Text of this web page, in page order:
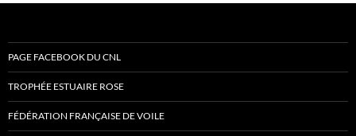
PAGE FACEBOOK DU CNL
TROPHÉE ESTUAIRE ROSE
FÉDÉRATION FRANÇAISE DE VOILE